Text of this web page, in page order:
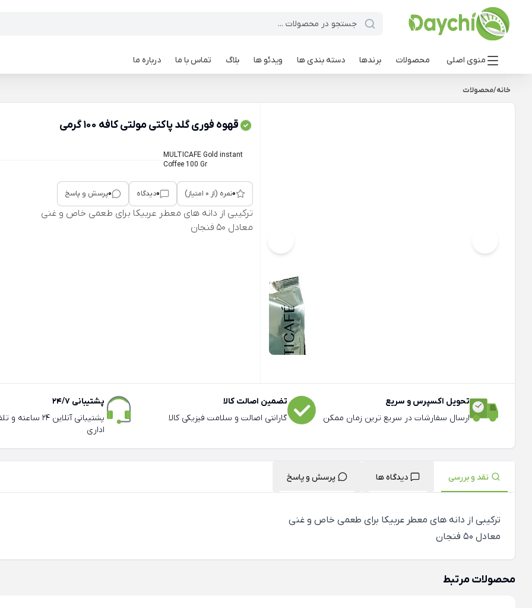
منوی اصلی محصولات برندها دسته بندی ها ویدئو ها بلاگ تماس با ما درباره ما
خانه/محصولات
قهوه فوری گلد پاکتی مولتی کافه 100 گرمی
MULTICAFE Gold instant
Coffee 100 Gr
0نمره (از 0 امتیاز) 0دیدگاه 0پرسش و پاسخ
ترکیبی از دانه های معطر عربیکا برای طعمی خاص و غنی
معادل 50 فنجان
تحویل اکسپرس و سریع
ارسال سفارشات در سریع ترین زمان ممکن
تضمین اصالت کالا
گارانتی اصالت و سلامت فیزیکی کالا
پشتیبانی 24/7
پشتیبانی آنلاین
اداری
نقد و بررسی دیدگاه ها پرسش و پاسخ
ترکیبی از دانه های معطر عربیکا برای طعمی خاص و غنی
معادل 50 فنجان
محصولات مرتبط